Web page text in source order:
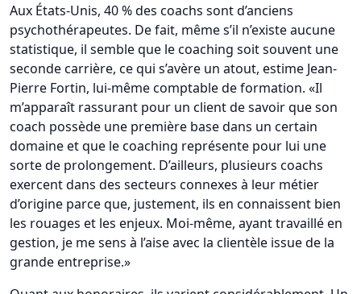
Aux États-Unis, 40 % des coachs sont d’anciens
psychothérapeutes. De fait, même s’il n’existe aucune
statistique, il semble que le coaching soit souvent une
seconde carrière, ce qui s’avère un atout, estime Jean-
Pierre Fortin, lui-même comptable de formation. «Il
m’apparaît rassurant pour un client de savoir que son
coach possède une première base dans un certain
domaine et que le coaching représente pour lui une
sorte de prolongement. D’ailleurs, plusieurs coachs
exercent dans des secteurs connexes à leur métier
d’origine parce que, justement, ils en connaissent bien
les rouages et les enjeux. Moi-même, ayant travaillé en
gestion, je me sens à l’aise avec la clientèle issue de la
grande entreprise.»